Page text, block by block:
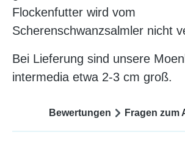
Flockenfutter wird vom
Scherenschwanzsalmler nicht
Bei Lieferung sind unsere
intermedia etwa 2-3 cm groß.
Bewertungen Fragen zum